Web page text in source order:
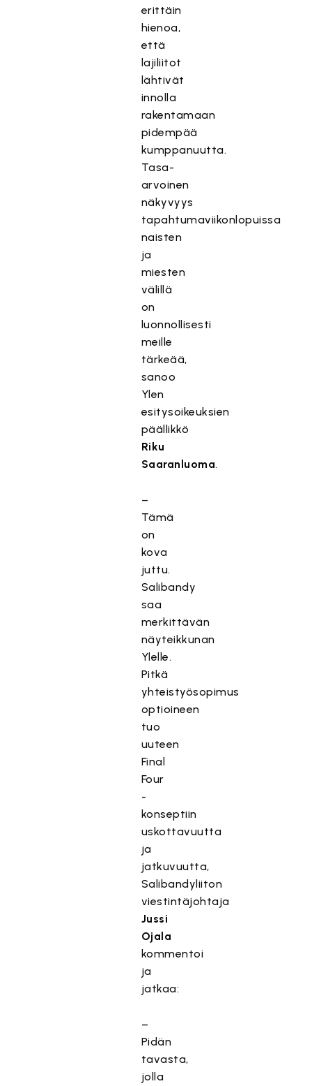
erittäin
hienoa,
että
lajiliitot
lähtivät
innolla
rakentamaan
pidempää
kumppanuutta.
Tasa-
arvoinen
näkyvyys
tapahtumaviikonlopuissa
naisten
ja
miesten
välillä
on
luonnollisesti
meille
tärkeää,
sanoo
Ylen
esitysoikeuksien
päällikkö
Riku
Saaranluoma.
–
Tämä
on
kova
juttu.
Salibandy
saa
merkittävän
näyteikkunan
Ylelle.
Pitkä
yhteistyösopimus
optioineen
tuo
uuteen
Final
Four
-
konseptiin
uskottavuutta
ja
jatkuvuutta,
Salibandyliiton
viestintäjohtaja
Jussi
Ojala
kommentoi
ja
jatkaa:
–
Pidän
tavasta,
jolla